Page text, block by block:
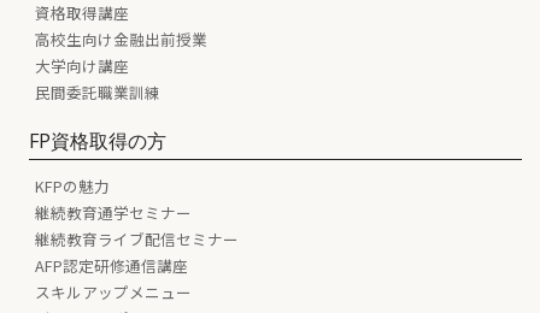
資格取得講座
高校生向け金融出前授業
大学向け講座
民間委託職業訓練
FP資格取得の方
KFPの魅力
継続教育通学セミナー
継続教育ライブ配信セミナー
AFP認定研修通信講座
スキルアップメニュー